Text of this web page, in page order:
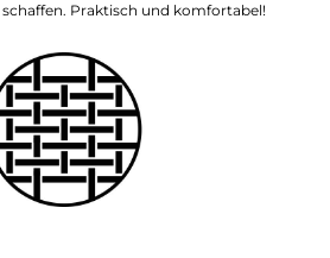
Praktisch und komfortabel!